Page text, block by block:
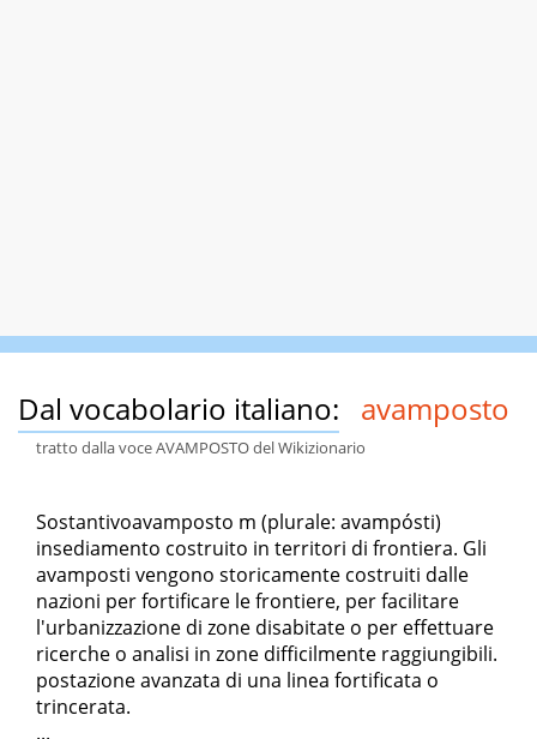
Dal vocabolario italiano: avamposto
tratto dalla voce AVAMPOSTO del Wikizionario
Sostantivoavamposto m (plurale: avampósti)
insediamento costruito in territori di frontiera. Gli
avamposti vengono storicamente costruiti dalle
nazioni per fortificare le frontiere, per facilitare
l'urbanizzazione di zone disabitate o per effettuare
ricerche o analisi in zone difficilmente raggiungibili.
postazione avanzata di una linea fortificata o
trincerata.
...